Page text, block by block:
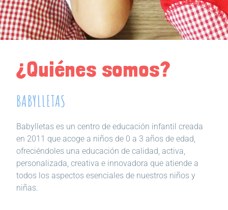
¿Quiénes somos?
BABYLLETAS
Babylletas es un centro de educación infantil creada
en 2011 que acoge a niños de 0 a 3 años de edad,
ofreciéndoles una educación de calidad, activa,
personalizada, creativa e innovadora que atiende a
todos los aspectos esenciales de nuestros niños y
niñas.